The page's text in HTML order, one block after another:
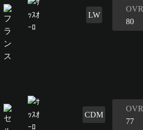
LW
OVR
80
CDM
OVR
77